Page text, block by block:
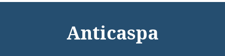
Anticaspa